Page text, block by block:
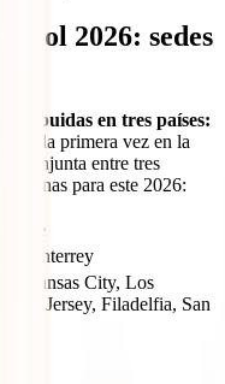
2026: sedes
en tres países:
es la primera vez en la
conjunta entre tres
para este 2026:
sede
Monterrey
Kansas City, Los
Jersey, Filadelfia, San